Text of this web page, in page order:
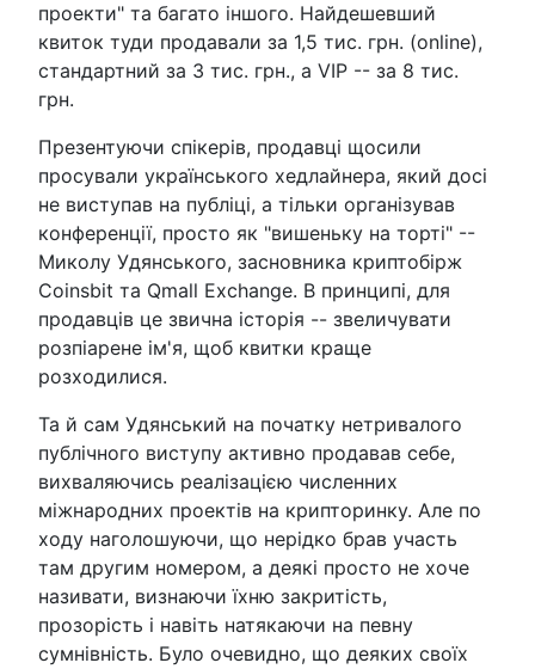
проекти" та багато іншого. Найдешевший
квиток туди продавали за 1,5 тис. грн. (online),
стандартний за 3 тис. грн., а VIP -- за 8 тис.
грн.
Презентуючи спікерів, продавці щосили
просували українського хедлайнера, який досі
не виступав на публіці, а тільки організував
конференції, просто як "вишеньку на торті" --
Миколу Удянського, засновника криптобірж
Coinsbit та Qmall Exchange. В принципі, для
продавців це звична історія -- звеличувати
розпіарене ім'я, щоб квитки краще
розходилися.
Та й сам Удянський на початку нетривалого
публічного виступу активно продавав себе,
вихваляючись реалізацією численних
міжнародних проектів на крипторинку. Але по
ходу наголошуючи, що нерідко брав участь
там другим номером, а деякі просто не хоче
називати, визнаючи їхню закритість,
прозорість і навіть натякаючи на певну
сумнівність. Було очевидно, що деяких своїх